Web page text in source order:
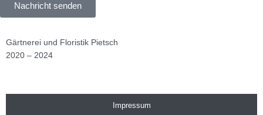
Nachricht senden
Gärtnerei und Floristik Pietsch
2020 – 2024
Impressum